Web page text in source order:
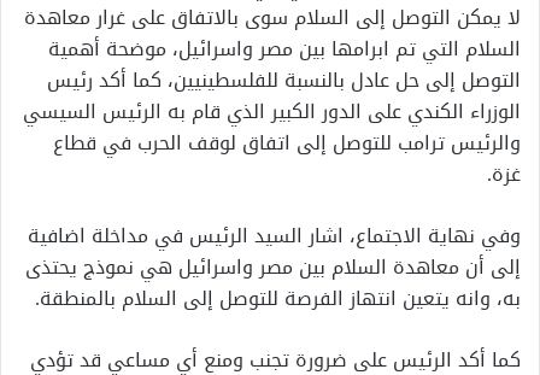
لا يمكن التوصل إلى السلام سوى بالاتفاق على غرار معاهدة
السلام التي تم ابرامها بين مصر واسرائيل، موضحة أهمية
التوصل إلى حل عادل بالنسبة للفلسطينيين، كما أكد رئيس
الوزراء الكندي على الدور الكبير الذي قام به الرئيس السيسي
والرئيس ترامب للتوصل إلى اتفاق لوقف الحرب في قطاع
غزة.
وفي نهاية الاجتماع، اشار السيد الرئيس في مداخلة اضافية
إلى أن معاهدة السلام بين مصر واسرائيل هي نموذج يحتذى
به، وانه يتعين انتهاز الفرصة للتوصل إلى السلام بالمنطقة.
كما أكد الرئيس على ضرورة تجنب ومنع أي مساعي قد تؤدي